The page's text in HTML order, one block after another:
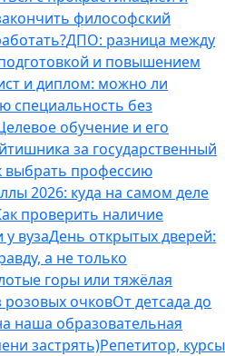
философский
ДПО: разница между
и повышением
и диплом: можно ли
специальность без
обучение и его
за государственный
выбрать профессию
2026: куда на самом деле
проверить наличие
вузаДень открытых дверей:
а не только
горы или тяжёлая
розовых очковОт детсада до
наша образовательная
застрять)Репетитор, курсы